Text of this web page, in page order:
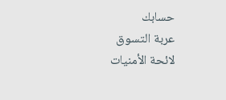
حسابك
عربة التسوق
لائحة الأمنيات